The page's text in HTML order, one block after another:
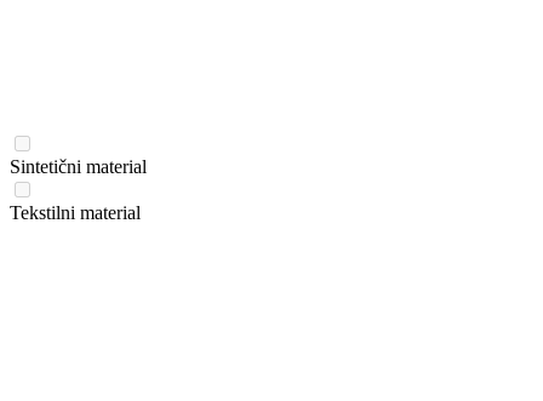
Sintetični material
Tekstilni material